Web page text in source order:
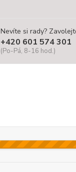
Nevíte si rady?
+420 601 574 301
(Po-Pá, 8-16 hod.)